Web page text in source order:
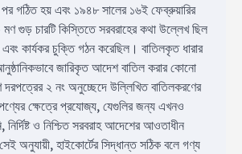
গঠিত হয় এবং ১৯৪৮ সালের ১৬ই ফেব্রুয়ারির
মণ গুড় চারটি কিস্তিতে সরবরাহের কথা উল্লেখ ছিল
কার্যকর চুক্তি গঠন করেছিল। বাতিলকৃত ধারার
জারিকৃত আদেশ বাতিল করার কোনো
দরপত্রের ২ নং অনুচ্ছেদে উল্লিখিত বাতিলকরণের
ক্ষেত্রে প্রযোজ্য, যেগুলির জন্য এখনও
ও নিশ্চিত সরবরাহ আদেশের আওতাধীন
অনুযায়ী, হাইকোর্টের সিদ্ধান্ত সঠিক বলে গণ্য